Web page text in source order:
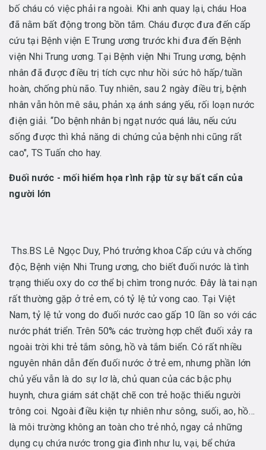
bố cháu có việc phải ra ngoài. Khi anh quay lại, cháu Hoa
đã nằm bất động trong bồn tắm. Cháu được đưa đến cấp
cứu tại Bệnh viện E Trung ương trước khi đưa đến Bệnh
viện Nhi Trung ương. Tại Bệnh viện Nhi Trung ương, bệnh
nhân đã được điều trị tích cực như hồi sức hô hấp/tuần
hoàn, chống phù não. Tuy nhiên, sau 2 ngày điều trị, bệnh
nhân vẫn hôn mê sâu, phản xạ ánh sáng yếu, rối loạn nước
điện giải. “Do bệnh nhân bị ngạt nước quá lâu, nếu cứu
sống được thì khả năng di chứng của bệnh nhi cũng rất
cao", TS Tuấn cho hay.
Đuối nước - mối hiểm họa rình rập từ sự bất cẩn của
người lớn
Ths.BS Lê Ngọc Duy, Phó trưởng khoa Cấp cứu và chống
độc, Bệnh viện Nhi Trung ương, cho biết đuối nước là tình
trạng thiếu oxy do cơ thể bị chìm trong nước. Đây là tai nạn
rất thường gặp ở trẻ em, có tỷ lệ tử vong cao. Tại Việt
Nam, tỷ lệ tử vong do đuối nước cao gấp 10 lần so với các
nước phát triển. Trên 50% các trường hợp chết đuối xảy ra
ngoài trời khi trẻ tắm sông, hồ và tắm biển. Có rất nhiều
nguyên nhân dẫn đến đuối nước ở trẻ em, nhưng phần lớn
chủ yếu vẫn là do sự lơ là, chủ quan của các bậc phụ
huynh, chưa giám sát chặt chẽ con trẻ hoặc thiếu người
trông coi. Ngoài điều kiện tự nhiên như sông, suối, ao, hồ…
là môi trường không an toàn cho trẻ nhỏ, ngay cả những
dụng cụ chứa nước trong gia đình như lu, vại, bể chứa